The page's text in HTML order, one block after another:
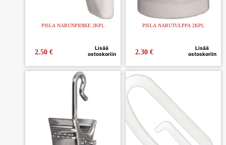
PISLA NARUNPIDIKE 2KPL
2.50€
Lisää
ostoskoriin
PISLA NARUTULPPA 2KPL
2.30€
Lisää
ostoskoriin